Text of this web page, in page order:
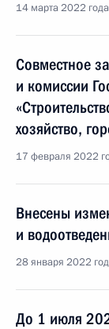
14 марта 2022
Совместное
и комиссии
хозяйство,
17 февраля 2022
Внесены
и
28 января 2022
До 1 июля